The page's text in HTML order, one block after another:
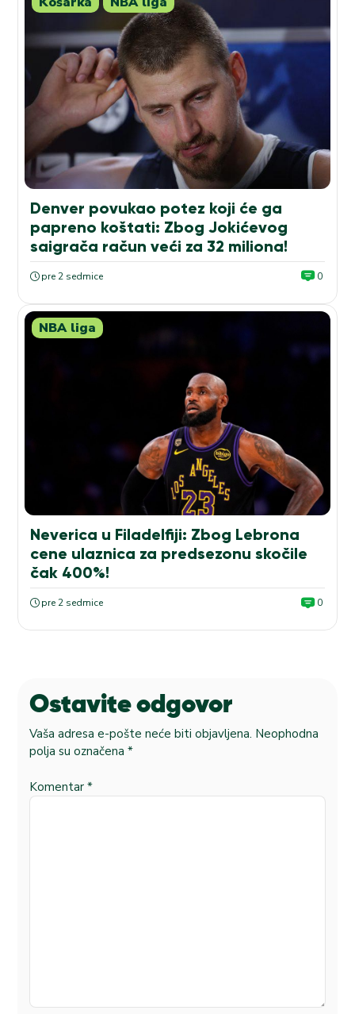
Denver povukao potez koji će ga
papreno koštati: Zbog Jokićevog
saigrača račun veći za 32 miliona!
pre 2 sedmice 0
NBA liga
Neverica u Filadelfiji: Zbog Lebrona
cene ulaznica za predsezonu skočile
čak 400%!
pre 2 sedmice 0
Ostavite odgovor
Vaša adresa e-pošte neće biti objavljena. Neophodna
polja su označena *
Komentar *